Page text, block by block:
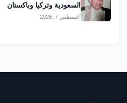
السعودية وتركيا وباكستان
أغسطس 7, 2026